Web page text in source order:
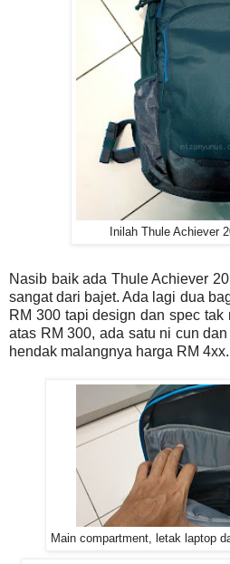
Inilah Thule Achiever
Nasib baik ada Thule Achiever
sangat dari bajet. Ada lagi dua
RM 300 tapi design dan spec tak
atas RM 300, ada satu ni cun
hendak malangnya harga RM 4xx.
Main compartment, letak laptop